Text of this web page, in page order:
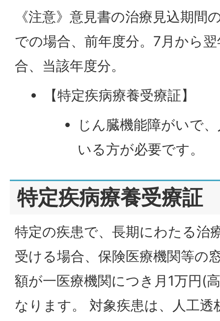
《注意》意見書の治療見込期間
での場合、前年度分。7月から
合、当該年度分。
【特定疾病療養受療証】
じん臓機能障がいで
いる方が必要です。
特定疾病療養受療証
特定の疾患で、長期にわたる治
受ける場合、保険医療機関等の
額が一医療機関につき月1万円(
なります。 対象疾患は、人工